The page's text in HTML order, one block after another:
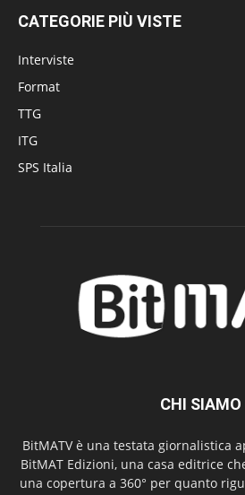
CATEGORIE PIÙ VISTE
Interviste
Format
TTG
ITG
SPS Italia
CHI SIAMO
BitMATV è una testata giornalistica
BitMAT Edizioni, una casa editrice
una copertura a 360° per quanto